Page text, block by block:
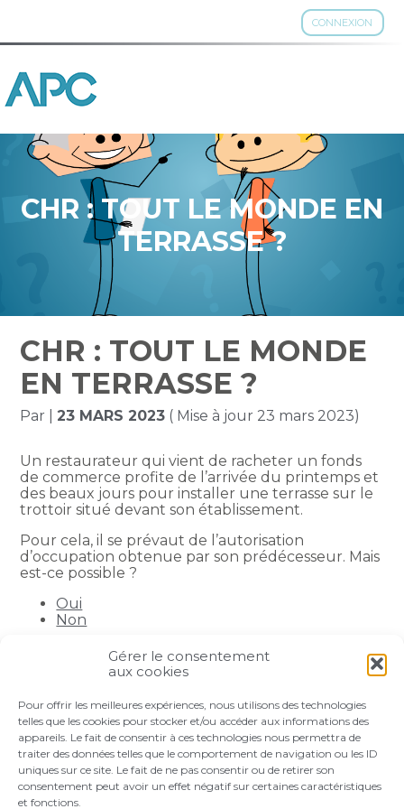
Gérer le consentement
aux cookies
Pour offrir les meilleures expériences, nous utilisons des technologies
telles que les cookies pour stocker et/ou accéder aux informations des
appareils. Le fait de consentir à ces technologies nous permettra de
traiter des données telles que le comportement de navigation ou les ID
uniques sur ce site. Le fait de ne pas consentir ou de retirer son
consentement peut avoir un effet négatif sur certaines caractéristiques
et fonctions.
CONNEXION
Aller
au
CHR : TOUT LE MONDE EN
TERRASSE ?
CHR : TOUT LE MONDE
EN TERRASSE ?
Par |23 MARS 2023 ( Mise à jour 23 mars 2023)
Un restaurateur qui vient de racheter un fonds
de commerce profite de l’arrivée du printemps et
des beaux jours pour installer une terrasse sur le
trottoir situé devant son établissement.
Pour cela, il se prévaut de l’autorisation
d’occupation obtenue par son prédécesseur. Mais
est-ce possible ?
Oui
Non
FaceBook
TwitterLinkedIn